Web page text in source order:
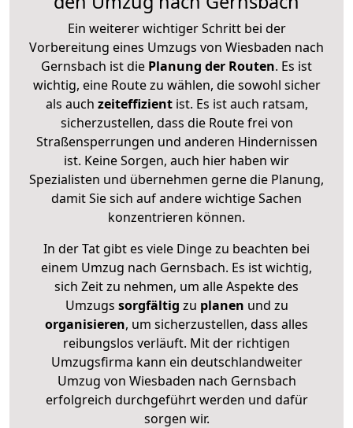
Ein weiterer wichtiger Schritt bei der
Vorbereitung eines Umzugs von Wiesbaden nach
Gernsbach ist die Planung der Routen. Es ist
wichtig, eine Route zu wählen, die sowohl sicher
als auch zeiteffizientist. Es ist auch ratsam,
sicherzustellen, dass die Route frei von
Straßensperrungen und anderen Hindernissen
ist. Keine Sorgen, auch hier haben wir
Spezialisten und übernehmen gerne die Planung,
damit Sie sich auf andere wichtige Sachen
konzentrieren können.
In der Tat gibt es viele Dinge zu beachten bei
einem Umzug nach Gernsbach. Es ist wichtig,
sich Zeit zu nehmen, um alle Aspekte des
Umzugs sorgfältig zu planen und zu
organisieren, um sicherzustellen, dass alles
reibungslos verläuft. Mit der richtigen
Umzugsfirma kann ein deutschlandweiter
Umzug von Wiesbaden nach Gernsbach
erfolgreich durchgeführt werden und dafür
sorgen wir.